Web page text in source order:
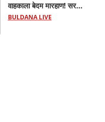
वाहकाला बेदम मारहाण! सरकारी
कामात अडथळा; प्रवाशांसमोर
BULDANA LIVE